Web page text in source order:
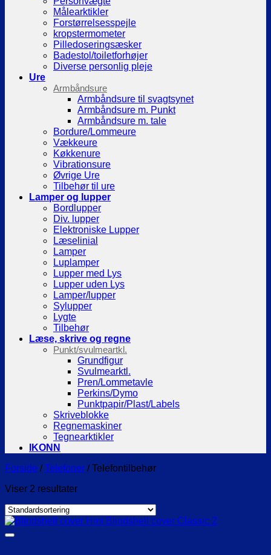
Målearktikler
Forstørrelsesspejle
kropstermometer
Pilledoseringsæsker
Badestol/toiletforhøjer
Diverse personlig pleje
Ure
Armbåndsure
Armbåndsure til svagtsynet
Armbåndsure m. Punkt
Armbåndsure m. tale
Bordure/Lommeure
Vækkeure
Køkkenure
Vibrationsure
Øvrige Ure
Tilbehør til ure
Lamper og lupper
Bordlupper
Div. lupper
Elektroniske Lupper
Læselinial
Lamper
Luplamper
Lupper med Lys
Lupper uden Lys
Lamper/lupper
Sylupper
Lygte
Tilbehør
Læse, skrive og regne
Punkt/svulmeartkl.
Grundfigur
Svulmearktl.
Pren/Lommetavle
Perkins/Dymo
Punktpapir/Plast/Labels
Skriveblokke
Regnemaskiner
Tegnearktikler
IKONN
Forside / Telefoner /Telefontilbehør
Viser 2 resultater